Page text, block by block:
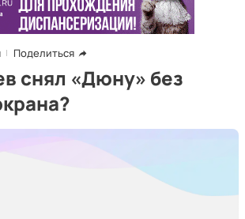
Поделиться
снял «Дюну» без